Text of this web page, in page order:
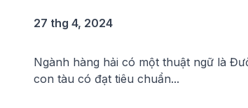
27 thg 4, 2024
Ngành hàng hải có một thuật ngữ là
con tàu có đạt tiêu chuẩn...